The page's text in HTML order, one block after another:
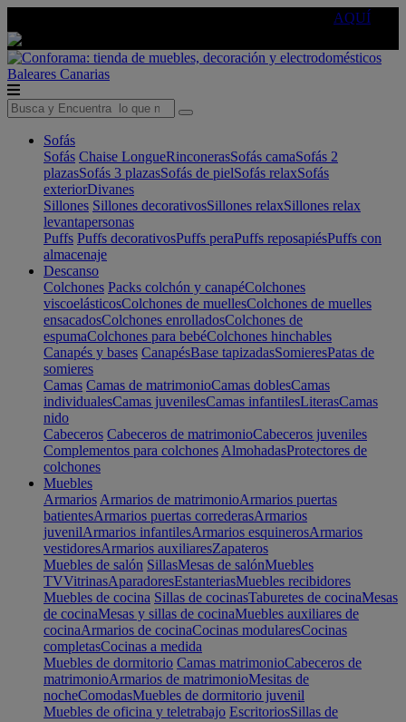
AQUÍ
Baleares Canarias
Sofás
Sofás Chaise LongueRinconerasSofás camaSofás 2
plazasSofás 3 plazasSofás de pielSofás relaxSofás
exteriorDivanes
Sillones Sillones decorativosSillones relaxSillones relax
levantapersonas
Puffs Puffs decorativosPuffs peraPuffs reposapiésPuffs con
almacenaje
Descanso
Colchones Packs colchón y canapéColchones
viscoelásticosColchones de muellesColchones de muelles
ensacadosColchones enrolladosColchones de
espumaColchones para bebéColchones hinchables
Canapés y bases CanapésBase tapizadasSomieresPatas de
somieres
Camas Camas de matrimonioCamas doblesCamas
individualesCamas juvenilesCamas infantilesLiterasCamas
nido
Cabeceros Cabeceros de matrimonioCabeceros juveniles
Complementos para colchones AlmohadasProtectores de
colchones
Muebles
Armarios Armarios de matrimonioArmarios puertas
batientesArmarios puertas correderasArmarios
juvenilArmarios infantilesArmarios esquinerosArmarios
vestidoresArmarios auxiliaresZapateros
Muebles de salón SillasMesas de salónMuebles
TVVitrinasAparadoresEstanteriasMuebles recibidores
Muebles de cocina Sillas de cocinasTaburetes de cocinaMesas
de cocinaMesas y sillas de cocinaMuebles auxiliares de
cocinaArmarios de cocinaCocinas modularesCocinas
completasCocinas a medida
Muebles de dormitorio Camas matrimonioCabeceros de
matrimonioArmarios de matrimonioMesitas de
nocheComodasMuebles de dormitorio juvenil
Muebles de oficina y teletrabajo EscritoriosSillas de